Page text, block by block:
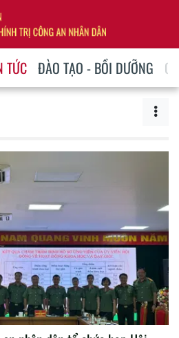
TỨC ĐÀO TẠO - BỒI DƯỠNG